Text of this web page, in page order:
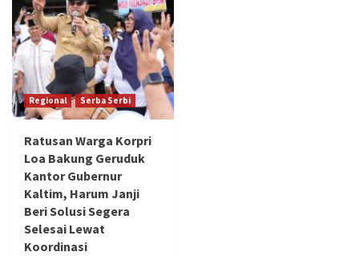
Regional Serba Serbi
Ratusan Warga Korpri
Loa Bakung Geruduk
Kantor Gubernur
Kaltim, Harum Janji
Beri Solusi Segera
Selesai Lewat
Koordinasi